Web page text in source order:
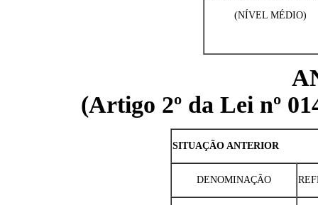
(NÍVEL MÉDIO)
(Artigo 2º da Lei nº
SITUAÇÃO
DENOMINAÇÃO